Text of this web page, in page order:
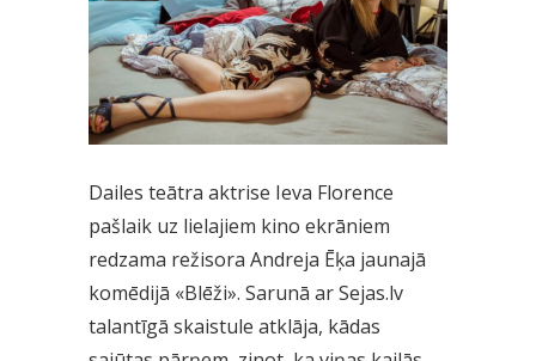
Dailes teātra aktrise Ieva Florence
pašlaik uz lielajiem kino ekrāniem
redzama režisora Andreja Ēķa jaunajā
komēdijā «Blēži». Sarunā ar Sejas.lv
talantīgā skaistule atklāja, kādas